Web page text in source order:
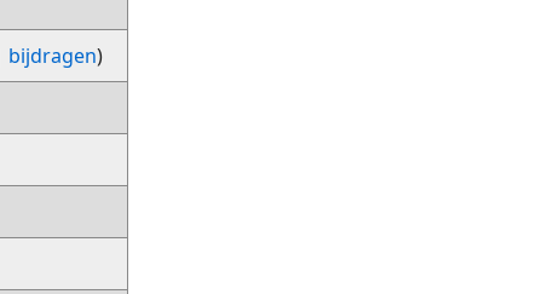
bijdragen)